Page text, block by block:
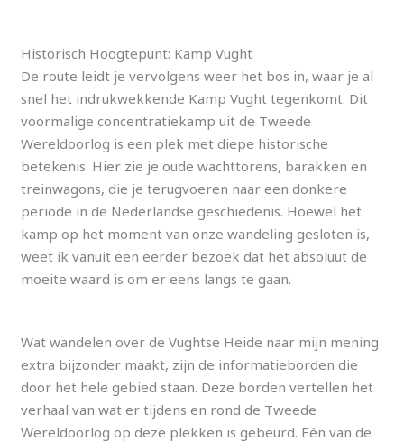
Historisch Hoogtepunt: Kamp Vught
De route leidt je vervolgens weer het bos in, waar je al
snel het indrukwekkende Kamp Vught tegenkomt. Dit
voormalige concentratiekamp uit de Tweede
Wereldoorlog is een plek met diepe historische
betekenis. Hier zie je oude wachttorens, barakken en
treinwagons, die je terugvoeren naar een donkere
periode in de Nederlandse geschiedenis. Hoewel het
kamp op het moment van onze wandeling gesloten is,
weet ik vanuit een eerder bezoek dat het absoluut de
moeite waard is om er eens langs te gaan.
Wat wandelen over de Vughtse Heide naar mijn mening
extra bijzonder maakt, zijn de informatieborden die
door het hele gebied staan. Deze borden vertellen het
verhaal van wat er tijdens en rond de Tweede
Wereldoorlog op deze plekken is gebeurd. Eén van de